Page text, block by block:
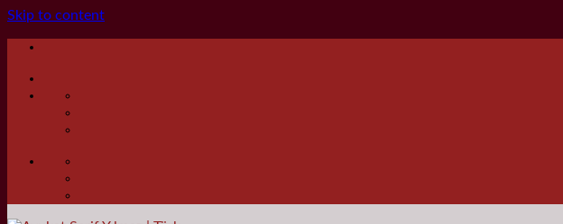
Skip to content